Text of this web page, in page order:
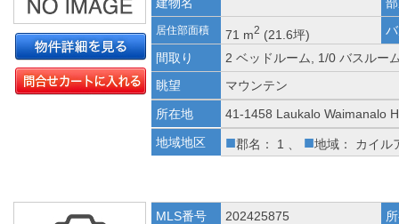
居住部面積 71 m2 (21.6坪)
間取り
2 ベッドルーム, 1/0 バスルー
眺望
マウンテン
所在地
41-1458 Laukalo Waimanalo
地域地区
■郡名： 1 、 ■地域： カイル
MLS番号 202425875